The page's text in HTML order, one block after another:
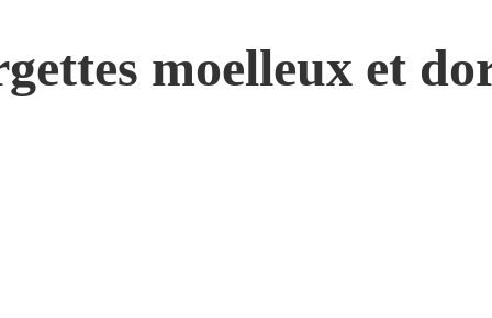
moelleux et